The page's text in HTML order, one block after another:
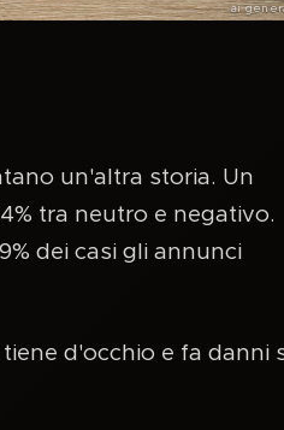
ai
un'altra storia. Un
tra neutro e negativo.
dei casi gli annunci
d'occhio e fa danni